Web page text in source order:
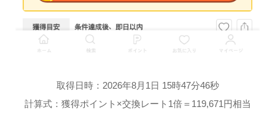
取得日時：2026年8月1日 15時47分46秒
計算式：獲得ポイント×交換レート1倍＝119,671円相当